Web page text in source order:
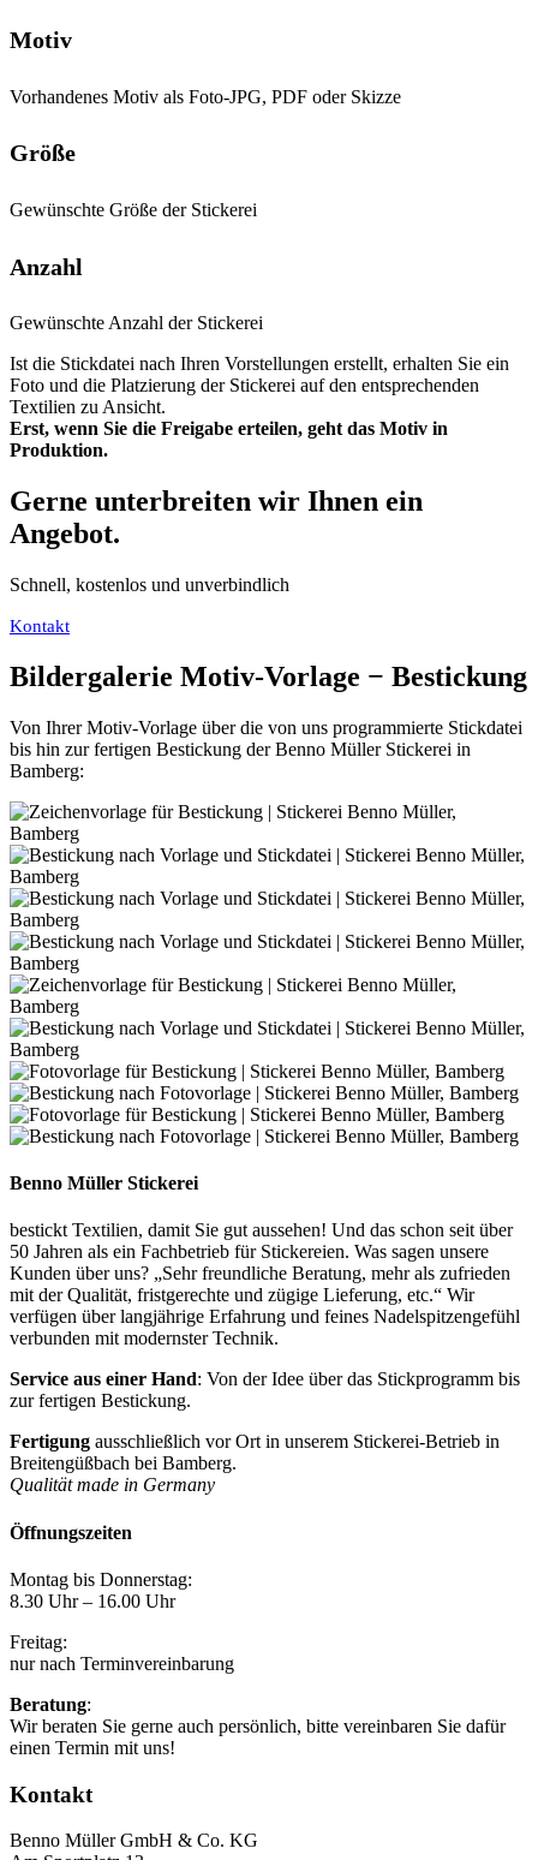
Motiv
Vorhandenes Motiv als Foto-JPG, PDF oder Skizze
Größe
Gewünschte Größe der Stickerei
Anzahl
Gewünschte Anzahl der Stickerei
Ist die Stickdatei nach Ihren Vorstellungen erstellt, erhalten Sie ein
Foto und die Platzierung der Stickerei auf den entsprechenden
Textilien zu Ansicht.
Erst, wenn Sie die Freigabe erteilen, geht das Motiv in
Produktion.
Gerne unterbreiten wir Ihnen ein
Angebot.
Schnell, kostenlos und unverbindlich
Kontakt
Bildergalerie Motiv-Vorlage − Bestickung
Von Ihrer Motiv-Vorlage über die von uns programmierte Stickdatei
bis hin zur fertigen Bestickung der Benno Müller Stickerei in
Bamberg:
Benno Müller Stickerei
bestickt Textilien, damit Sie gut aussehen! Und das schon seit über
50 Jahren als ein Fachbetrieb für Stickereien. Was sagen unsere
Kunden über uns? „Sehr freundliche Beratung, mehr als zufrieden
mit der Qualität, fristgerechte und zügige Lieferung, etc.“ Wir
verfügen über langjährige Erfahrung und feines Nadelspitzengefühl
verbunden mit modernster Technik.
Service aus einer Hand: Von der Idee über das Stickprogramm bis
zur fertigen Bestickung.
Fertigung ausschließlich vor Ort in unserem Stickerei-Betrieb in
Breitengüßbach bei Bamberg.
Qualität made in Germany
Öffnungszeiten
Montag bis Donnerstag:
8.30 Uhr – 16.00 Uhr
Freitag:
nur nach Terminvereinbarung
Beratung:
Wir beraten Sie gerne auch persönlich, bitte vereinbaren Sie dafür
einen Termin mit uns!
Kontakt
Benno Müller GmbH & Co. KG